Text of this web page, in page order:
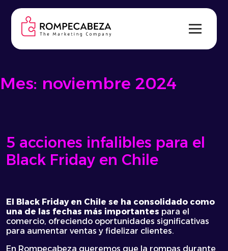
content
Mes: noviembre 2024
5 acciones infalibles para el
Black Friday en Chile
El Black Friday en Chile se ha consolidado como
una de las fechas más importantes para el
comercio, ofreciendo oportunidades significativas
para aumentar ventas y fidelizar clientes.
En Rompecabeza queremos que la rompas durante